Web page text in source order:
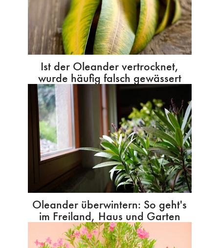
Ist der Oleander vertrocknet,
wurde häufig falsch gewässert
Oleander überwintern: So geht's
im Freiland, Haus und Garten